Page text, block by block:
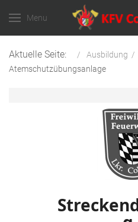
Menu
Aktuelle Seite: Ausbildung
Atemschutzübungsanlage